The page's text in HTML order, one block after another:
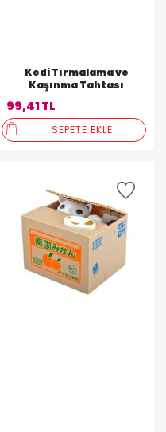
Kedi Tırmalama ve
Kaşınma Tahtası
99,41 TL
SEPETE EKLE